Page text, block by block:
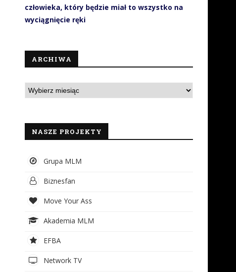
człowieka, który będzie miał to wszystko na
wyciągnięcie ręki
ARCHIWA
NASZE PROJEKTY
Grupa MLM
Biznesfan
Move Your Ass
Akademia MLM
EFBA
Network TV